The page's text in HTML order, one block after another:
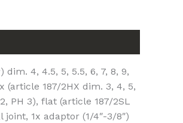
4, 4.5, 5, 5.5, 6, 7, 8, 9,
(article 187/2HX dim. 3, 4, 5,
PH 3), flat (article 187/2SL
1x adaptor (1/4″-3/8″)